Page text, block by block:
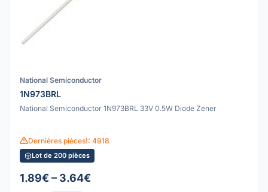
National Semiconductor
1N973BRL
National Semiconductor 1N973BRL 33V 0.5W Diode Zener
Dernières pièces!: 4918
Lot de 200 pièces
1.89€ – 3.64€